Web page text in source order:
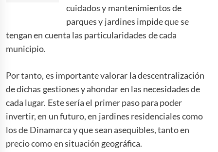
cuidados y mantenimientos de
parques y jardines impide que se
tengan en cuenta las particularidades de cada
municipio.
Por tanto, es importante valorar la descentralización
de dichas gestiones y ahondar en las necesidades de
cada lugar. Este sería el primer paso para poder
invertir, en un futuro, en jardines residenciales como
los de Dinamarca y que sean asequibles, tanto en
precio como en situación geográfica.